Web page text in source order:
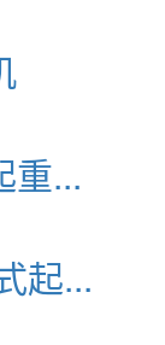
重...
起...